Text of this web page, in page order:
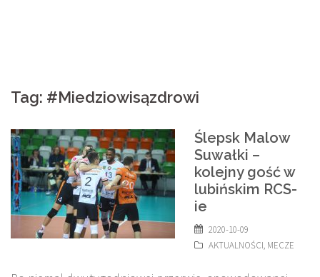
Tag: #Miedziowisązdrowi
Ślepsk Malow
Suwałki –
kolejny gość w
lubińskim RCS-
ie
2020-10-09
AKTUALNOŚCI, MECZE